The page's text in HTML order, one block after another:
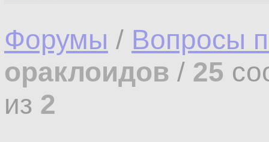
Форумы / Вопросы
ораклоидов / 25
из 2